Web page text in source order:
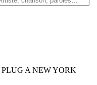
PLUG A NEW YORK